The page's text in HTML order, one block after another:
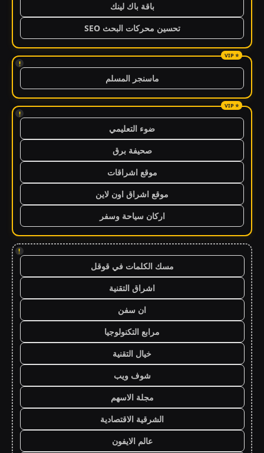
باقة باك لينك
تحسين محركات البحث SEO
!
ماسنجر المسلم
!
ضوء التعليمي
صحيفة برق
موقع اشراقات
موقع اشراق اون لاين
اركان سياحة وسفر
!
مسك الكلمات في قوقل
اشراق التقنية
ان سفن
مرابع التكنولوجيا
خيال التقنية
شوف ويب
مجلة الاسهم
الشرقية الاقتصادية
عالم الايفون